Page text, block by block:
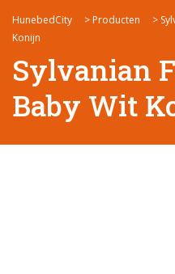
HunebedCity > Producten >
Konijn
Sylvanian
Baby Wit